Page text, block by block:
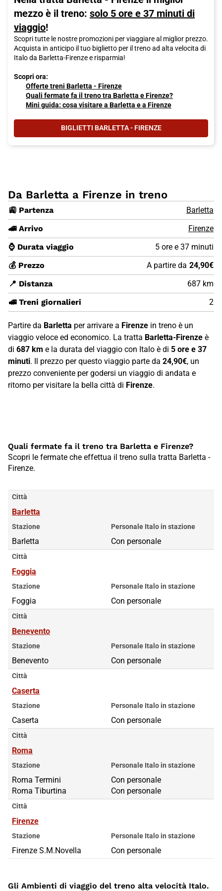
mezzo è il treno: solo 5 ore e 37 minuti di
viaggio!
Scopri tutte le nostre promozioni per viaggiare al miglior prezzo.
Acquista in anticipo il tuo biglietto per il treno ad alta velocita di
Italo da Barletta-Firenze e risparmia!
Scopri ora:
Offerte treni Barletta - Firenze
Quali fermate fa il treno tra Barletta e Firenze?
Mini guida: cosa visitare a Barletta e a Firenze
BIGLIETTI BARLETTA - FIRENZE
Da Barletta a Firenze in treno
🚉 Partenza
Barletta
🚄 Arrivo
Firenze
⌚ Durata viaggio
5 ore e 37 minuti
💰 Prezzo
A partire da 24,90€
📍 Distanza
687 km
🚅 Treni giornalieri
2
Partire da Barletta per arrivare a Firenze in treno è un
viaggio veloce ed economico. La tratta Barletta-Firenze è
di 687 km e la durata del viaggio con Italo è di 5 ore e 37
minuti. Il prezzo per questo viaggio parte da 24,90€, un
prezzo conveniente per godersi un viaggio di andata e
ritorno per visitare la bella città di Firenze.
Quali fermate fa il treno tra Barletta e Firenze?
Scopri le fermate che effettua il treno sulla tratta Barletta -
Firenze.
Città
Barletta
Stazione
Barletta
Personale Italo in stazione
Con personale
Città
Foggia
Stazione
Foggia
Personale Italo in stazione
Con personale
Città
Benevento
Stazione
Benevento
Personale Italo in stazione
Con personale
Città
Caserta
Stazione
Caserta
Personale Italo in stazione
Con personale
Città
Roma
Stazione
Roma Termini
Roma Tiburtina
Personale Italo in stazione
Roma Termini
Con personale
Roma Tiburtina
Con personale
Città
Firenze
Stazione
Firenze S.M.Novella
Personale Italo in stazione
Con personale
Gli Ambienti di viaggio del treno alta velocità Italo.